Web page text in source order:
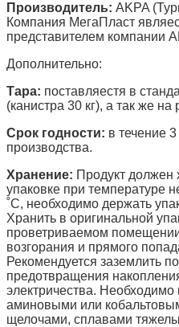
Производитель: AKPA
Компания МегаПласт
представителем компании
Дополнительно:
Тара: поставляестя в
(канистра 30 кг), а так же на
Срок годности: в течение
производства.
Хранение: Продукт должен
упаковке при температуре
˚С, необходимо держать
Хранить в оригинальной
проветриваемом
возгорания и прямого
Рекомендуется заземлить
предотвращения
электричества. Необходимо
аминовыми или
щелочами, сплавами